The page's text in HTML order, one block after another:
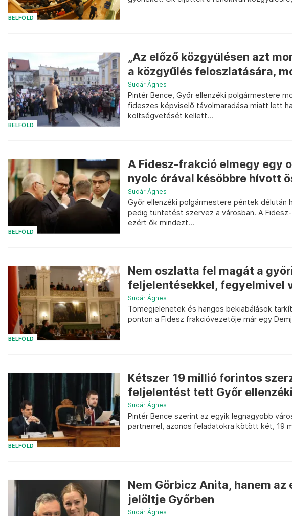
BELFÖLD
BELFÖLD
„Az előző közgyűlésen azt
a közgyűlés feloszlatására,
Sudár Ágnes
Pintér Bence, Győr ellenzéki polgármestere
fideszes képviselő távolmaradása miatt lett
költségvetését kellett...
BELFÖLD
A Fidesz-frakció elmegy egy
nyolc órával későbbre hívott
Sudár Ágnes
Győr ellenzéki polgármestere péntek
pedig tüntetést szervez a városban. A
ezért ők mindezt...
BELFÖLD
Nem oszlatta fel magát a
feljelentésekkel, fegyelmivel
Sudár Ágnes
Tömegjelenetek és hangos bekiabálások
ponton a Fidesz frakcióvezetője már egy
BELFÖLD
Kétszer 19 millió forintos
feljelentést tett Győr
Sudár Ágnes
Pintér Bence szerint az egyik legnagyobb
partnerrel, azonos feladatokra kötött két, 19
Nem Görbicz Anita, hanem
jelöltje Győrben
Sudár Ágnes